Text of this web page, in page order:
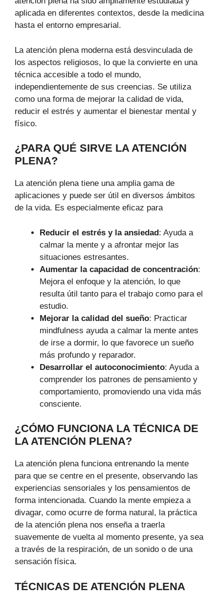
aplicada en diferentes contextos, desde la medicina
hasta el entorno empresarial.
La atención plena moderna está desvinculada de
los aspectos religiosos, lo que la convierte en una
técnica accesible a todo el mundo,
independientemente de sus creencias. Se utiliza
como una forma de mejorar la calidad de vida,
reducir el estrés y aumentar el bienestar mental y
físico.
¿PARA QUÉ SIRVE LA ATENCIÓN
PLENA?
La atención plena tiene una amplia gama de
aplicaciones y puede ser útil en diversos ámbitos
de la vida. Es especialmente eficaz para
Reducir el estrés y la ansiedad: Ayuda a
calmar la mente y a afrontar mejor las
situaciones estresantes.
Aumentar la capacidad de concentración:
Mejora el enfoque y la atención, lo que
resulta útil tanto para el trabajo como para el
estudio.
Mejorar la calidad del sueño: Practicar
mindfulness ayuda a calmar la mente antes
de irse a dormir, lo que favorece un sueño
más profundo y reparador.
Desarrollar el autoconocimiento: Ayuda a
comprender los patrones de pensamiento y
comportamiento, promoviendo una vida más
consciente.
¿CÓMO FUNCIONA LA TÉCNICA DE
LA ATENCIÓN PLENA?
La atención plena funciona entrenando la mente
para que se centre en el presente, observando las
experiencias sensoriales y los pensamientos de
forma intencionada. Cuando la mente empieza a
divagar, como ocurre de forma natural, la práctica
de la atención plena nos enseña a traerla
suavemente de vuelta al momento presente, ya sea
a través de la respiración, de un sonido o de una
sensación física.
TÉCNICAS DE ATENCIÓN PLENA